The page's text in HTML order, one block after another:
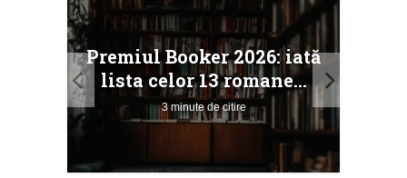
Premiul Booker 2026: iată
lista celor 13 romane...
3 minute de citire